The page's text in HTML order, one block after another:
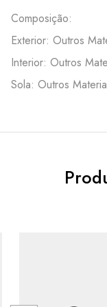
Composição:
Exterior: Outros
Interior: Outros
Sola: Outros